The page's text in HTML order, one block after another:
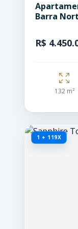
Barra
R$
132 m²
1 + 119X